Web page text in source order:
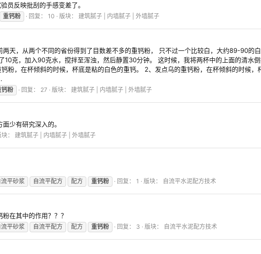
员反映批刮的手感变差了。
重钙粉 回复： 10 版块： 建筑腻子 | 内墙腻子 | 外墙腻子
天，从两个不同的省份得到了目数差不多的重钙粉， 只不过一个比较白，大约89-90的
10克，加入90克水，搅拌至浑浊，然后静置30分钟。 这时候，我将两杯中的上面的清水
粉，在杯倾斜的时候，杯底是粘的白色的重钙。 2、发点乌的重钙粉，在杯倾斜的时候
钙粉 回复： 27 版块： 建筑腻子 | 内墙腻子 | 外墙腻子
少有研究深入的。
： 建筑腻子 | 内墙腻子 | 外墙腻子
流平砂浆 自流平配方 配方 重钙粉 回复： 1 版块： 自流平水泥配方技术
在其中的作用？？？
流平砂浆 自流平配方 配方 重钙粉 回复： 3 版块： 自流平水泥配方技术